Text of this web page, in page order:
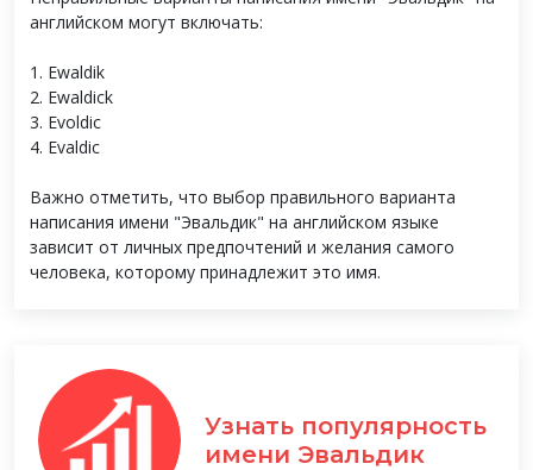
английском могут включать:
1. Ewaldik
2. Ewaldick
3. Evoldic
4. Evaldic
Важно отметить, что выбор правильного варианта
написания имени "Эвальдик" на английском языке
зависит от личных предпочтений и желания самого
человека, которому принадлежит это имя.
Узнать популярность
имени Эвальдик